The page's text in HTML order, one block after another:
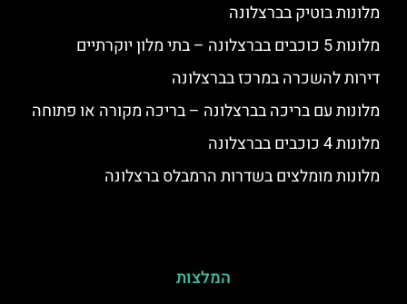
מלונות בוטיק בברצלונה
מלונות 5 כוכבים בברצלונה – בתי מלון יוקרתיים
דירות להשכרה במרכז בברצלונה
מלונות עם בריכה בברצלונה – בריכה מקורה או פתוחה
מלונות 4 כוכבים בברצלונה
מלונות מומלצים בשדרות הרמבלס ברצלונה
המלצות